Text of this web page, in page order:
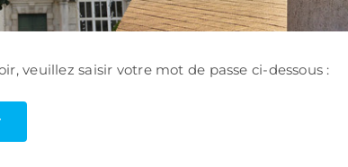
veuillez saisir votre mot de passe ci-dessous :